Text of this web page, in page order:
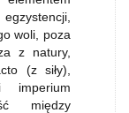
woli, poza
z natury,
(z siły),
imperium
między